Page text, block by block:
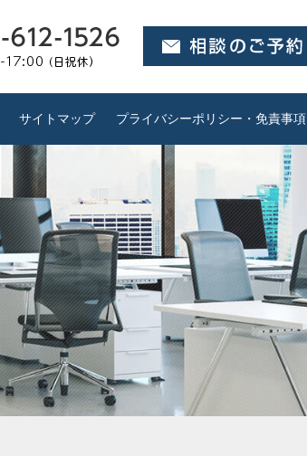
サイトマップ プライバシーポリシー・免責事項